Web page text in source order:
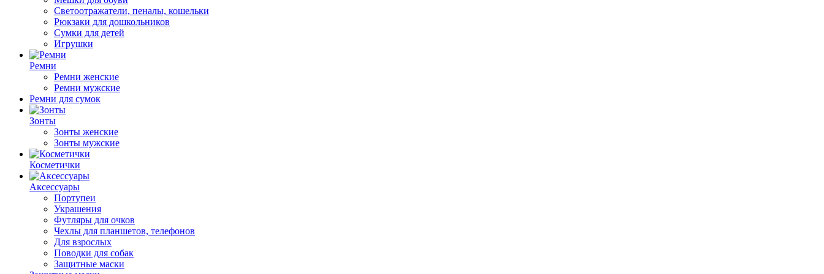
Светоотражатели, пеналы, кошельки
Рюкзаки для дошкольников
Сумки для детей
Игрушки
Ремни
Ремни женские
Ремни мужские
Ремни для сумок
Зонты
Зонты женские
Зонты мужские
Косметички
Аксессуары
Портупеи
Украшения
Футляры для очков
Чехлы для планшетов, телефонов
Для взрослых
Поводки для собак
Защитные маски